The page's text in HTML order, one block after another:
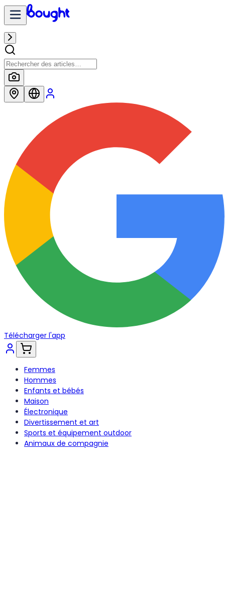
Télécharger l'app
Femmes
Hommes
Enfants et bébés
Maison
Électronique
Divertissement et art
Sports et équipement outdoor
Animaux de compagnie